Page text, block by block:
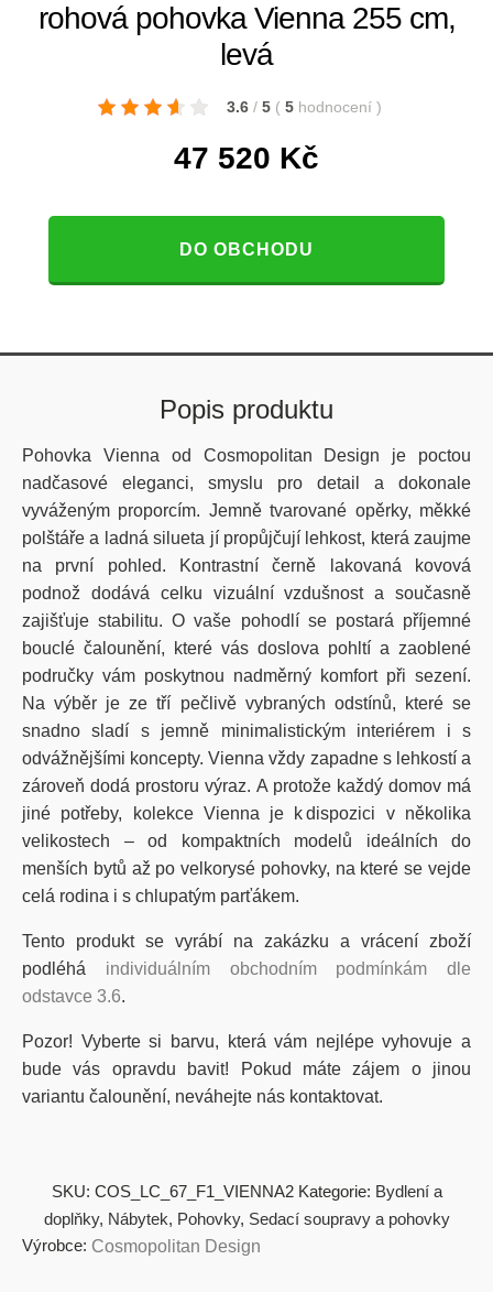
rohová pohovka Vienna 255 cm,
levá
3.6 / 5 ( 5 hodnocení )
47 520 Kč
DO OBCHODU
Popis produktu
Pohovka Vienna od Cosmopolitan Design je poctou
nadčasové eleganci, smyslu pro detail a dokonale
vyváženým proporcím. Jemně tvarované opěrky, měkké
polštáře a ladná silueta jí propůjčují lehkost, která zaujme
na první pohled. Kontrastníčerně lakovaná kovová
podnož dodává celku vizuální vzdušnost a současně
zajišťuje stabilitu. O vaše pohodlí se postará příjemné
bouclé čalounění, které vás doslova pohltí a zaoblené
područky vám poskytnou nadměrný komfort při sezení.
Na výběr je ze tří pečlivě vybraných odstínů, které se
snadno sladí s jemně minimalistickým interiérem i s
odvážnějšími koncepty. Vienna vždy zapadne s lehkostí a
zároveň dodá prostoru výraz. A protože každý domov má
jiné potřeby,
kolekce Vienna je k dispozici v několika
velikostech – od kompaktních modelů ideálních do
menších bytů až po velkorysé pohovky, na které se vejde
celá rodina i s chlupatým parťákem.
Tento produkt se vyrábí na zakázku a vrácení zboží
podléhá individuálním obchodním podmínkám dle
odstavce 3.6.
Pozor! Vyberte si barvu, která vám nejlépe vyhovuje a
bude vás opravdu bavit! Pokud máte zájem o jinou
variantu čalounění, neváhejte nás kontaktovat.
SKU: COS_LC_67_F1_VIENNA2 Kategorie: Bydlení a
doplňky, Nábytek, Pohovky, Sedací soupravy a pohovky
Výrobce: Cosmopolitan Design